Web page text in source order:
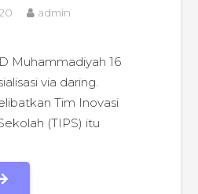
admin
Muhammadiyah 16
via daring.
Tim Inovasi
(TIPS) itu